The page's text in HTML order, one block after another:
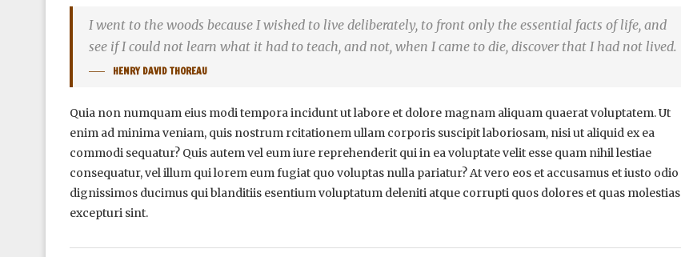
I went to the woods because I wished to live deliberately, to front only the essential facts of life, and
see if I could not learn what it had to teach, and not, when I came to die, discover that I had not lived.
HENRY DAVID THOREAU
Quia non numquam eius modi tempora incidunt ut labore et dolore magnam aliquam quaerat voluptatem. Ut
enim ad minima veniam, quis nostrum rcitationem ullam corporis suscipit laboriosam, nisi ut aliquid ex ea
commodi sequatur? Quis autem vel eum iure reprehenderit qui in ea voluptate velit esse quam nihil lestiae
consequatur, vel illum qui lorem eum fugiat quo voluptas nulla pariatur? At vero eos et accusamus et iusto odio
dignissimos ducimus qui blanditiis esentium voluptatum deleniti atque corrupti quos dolores et quas molestias
excepturi sint.